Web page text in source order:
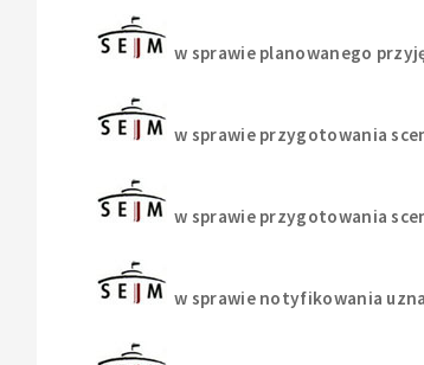
w sprawie planowanego
w sprawie przygotowania
w sprawie przygotowania
w sprawie notyfikowania